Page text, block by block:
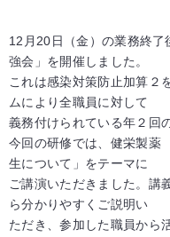
12月20日（金）の業務終
強会」を開催しました。
これは感染対策防止加算２
ムにより全職員に対して
義務付けられている年２回
今回の研修では、健栄製
生について」をテーマに
ご講演いただきました。講
ら分かりやすくご説明い
ただき、参加した職員から